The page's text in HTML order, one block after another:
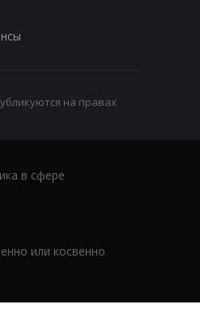
на правах
в сфере
или косвенно